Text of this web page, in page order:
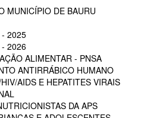
MUNICÍPIO DE BAURU
- 2025
- 2026
ALIMENTAR - PNSA
ANTIRRÁBICO HUMANO
AIDS E HEPATITES VIRAIS
DA APS